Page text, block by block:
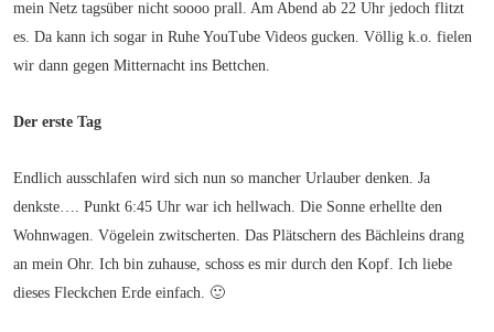
mein Netz tagsüber nicht soooo prall. Am Abend ab 22 Uhr jedoch flitzt
es. Da kann ich sogar in Ruhe YouTube Videos gucken. Völlig k.o. fielen
wir dann gegen Mitternacht ins Bettchen.
Der erste Tag
Endlich ausschlafen wird sich nun so mancher Urlauber denken. Ja
denkste…. Punkt 6:45 Uhr war ich hellwach. Die Sonne erhellte den
Wohnwagen. Vögelein zwitscherten. Das Plätschern des Bächleins drang
an mein Ohr. Ich bin zuhause, schoss es mir durch den Kopf. Ich liebe
dieses Fleckchen Erde einfach. 🙂